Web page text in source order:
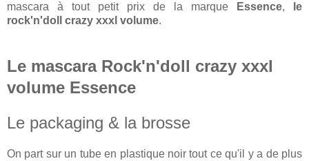
mascara à tout petit prix de la marque
Essence,
le
rock'n'doll crazy xxxl volume.
Le mascara Rock'n'doll crazy xxxl
volume Essence
Le packaging & la brosse
On part sur un tube en plastique noir tout ce qu'il y a de plus